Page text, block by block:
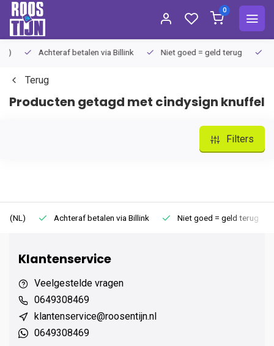
0
Achteraf betalen via Billink Niet goed = geld terug
Terug
Producten getagd met cindysign knuffel
Filters
Achteraf betalen via Billink Niet goed = geld terug
Klantenservice
Veelgestelde vragen
0649308469
klantenservice@roosentijn.nl
0649308469